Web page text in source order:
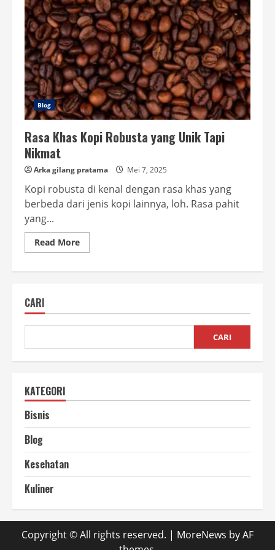
Blog
Rasa Khas Kopi Robusta yang Unik Tapi
Nikmat
Arka gilang pratama Mei 7, 2025
Kopi robusta di kenal dengan rasa khas yang
berbeda dari jenis kopi lainnya, loh. Rasa pahit
yang...
Read MoreRead
more
Unik
Nikmat
CARI
CARI
KATEGORI
Bisnis
Blog
Kesehatan
Kuliner
Copyright © All rights reserved. | MoreNews by AF